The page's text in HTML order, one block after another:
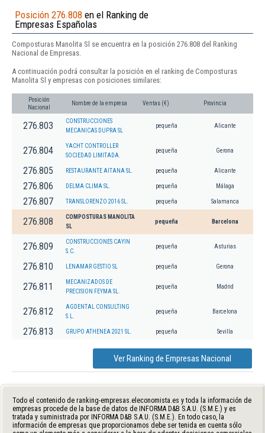
Posición 276.808 en el Ranking de
Empresas Españolas
Composturas Manolita Sl se encuentra en la posición 276.808 del Ranking
Nacional de Empresas.
A continuación podrá consultar la posición en el ranking de Composturas
Manolita Sl y empresas con posiciones similares:
Posición
Nacional
Nombre de la empresa Ventas (€) Provincia
276.803
CONSTRUCCIONES
MECANICAS DUPRA SL
pequeña Alicante
276.804
YACHT CONTROLLER
SOCIEDAD LIMITADA.
pequeña Gerona
276.805 RESTAURANTE AITANA SL. pequeña Alicante
276.806 DELMA CLIMA SL. pequeña Málaga
276.807 TRANSLORENZO 2016 SL. pequeña Salamanca
276.808
COMPOSTURAS MANOLITA
SL
pequeña Barcelona
276.809
CONSTRUCCIONES CAYIN
S.C.
pequeña Asturias
276.810 LENAMAR GESTIO SL pequeña Gerona
276.811
MECANIZADOS DE
PRECISION FEYMA SL.
pequeña Madrid
276.812
AGDENTAL CONSULTING
S.L.
pequeña Barcelona
276.813 GRUPO ATHENEA 2021 SL. pequeña Sevilla
Ver Ranking de Empresas Nacional
Todo el contenido de ranking-empresas.eleconomista.es y toda la información de
empresas procede de la base de datos de INFORMA D&B S.A.U. (S.M.E.) y es
tratada y suministrada por INFORMA D&B S.A.U. (S.M.E.). En todo caso, la
información de empresas que proporcionamos debe ser tenida en cuenta sólo